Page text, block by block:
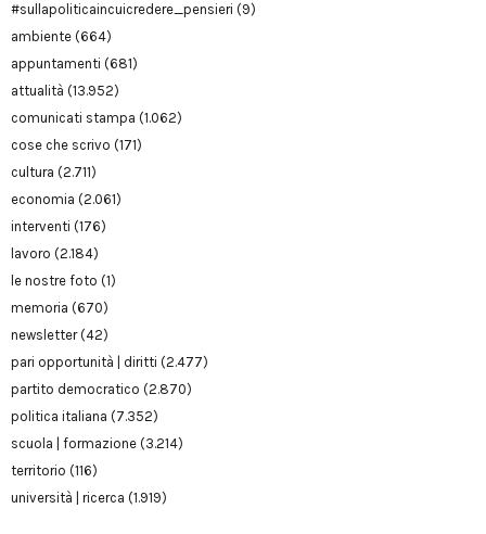
#sullapoliticaincuicredere_pensieri (9)
ambiente (664)
appuntamenti (681)
attualità (13.952)
comunicati stampa (1.062)
cose che scrivo (171)
cultura (2.711)
economia (2.061)
interventi (176)
lavoro (2.184)
le nostre foto (1)
memoria (670)
newsletter(42)
pari opportunità | diritti (2.477)
partito democratico (2.870)
politica italiana (7.352)
scuola | formazione (3.214)
territorio (116)
università | ricerca (1.919)